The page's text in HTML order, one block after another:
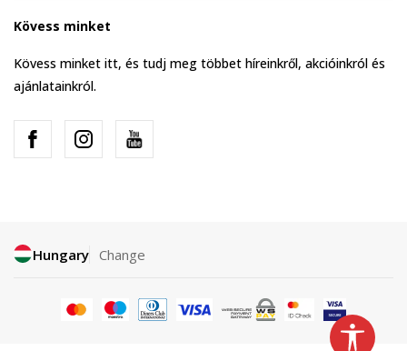
Kövess minket
Kövess minket itt, és tudj meg többet híreinkről, akcióinkról és
ajánlatainkról.
Hungary Change